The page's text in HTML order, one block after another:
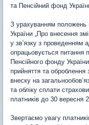
та Пенсійний фонд
З урахуванням положень
України „Про внесення
у зв’язку з проведенням
опрацьовується питання
Пенсійного фонду
прийняття та
внеску на
та обліку сплати
платників до 30 вересня
Звертаємо увагу